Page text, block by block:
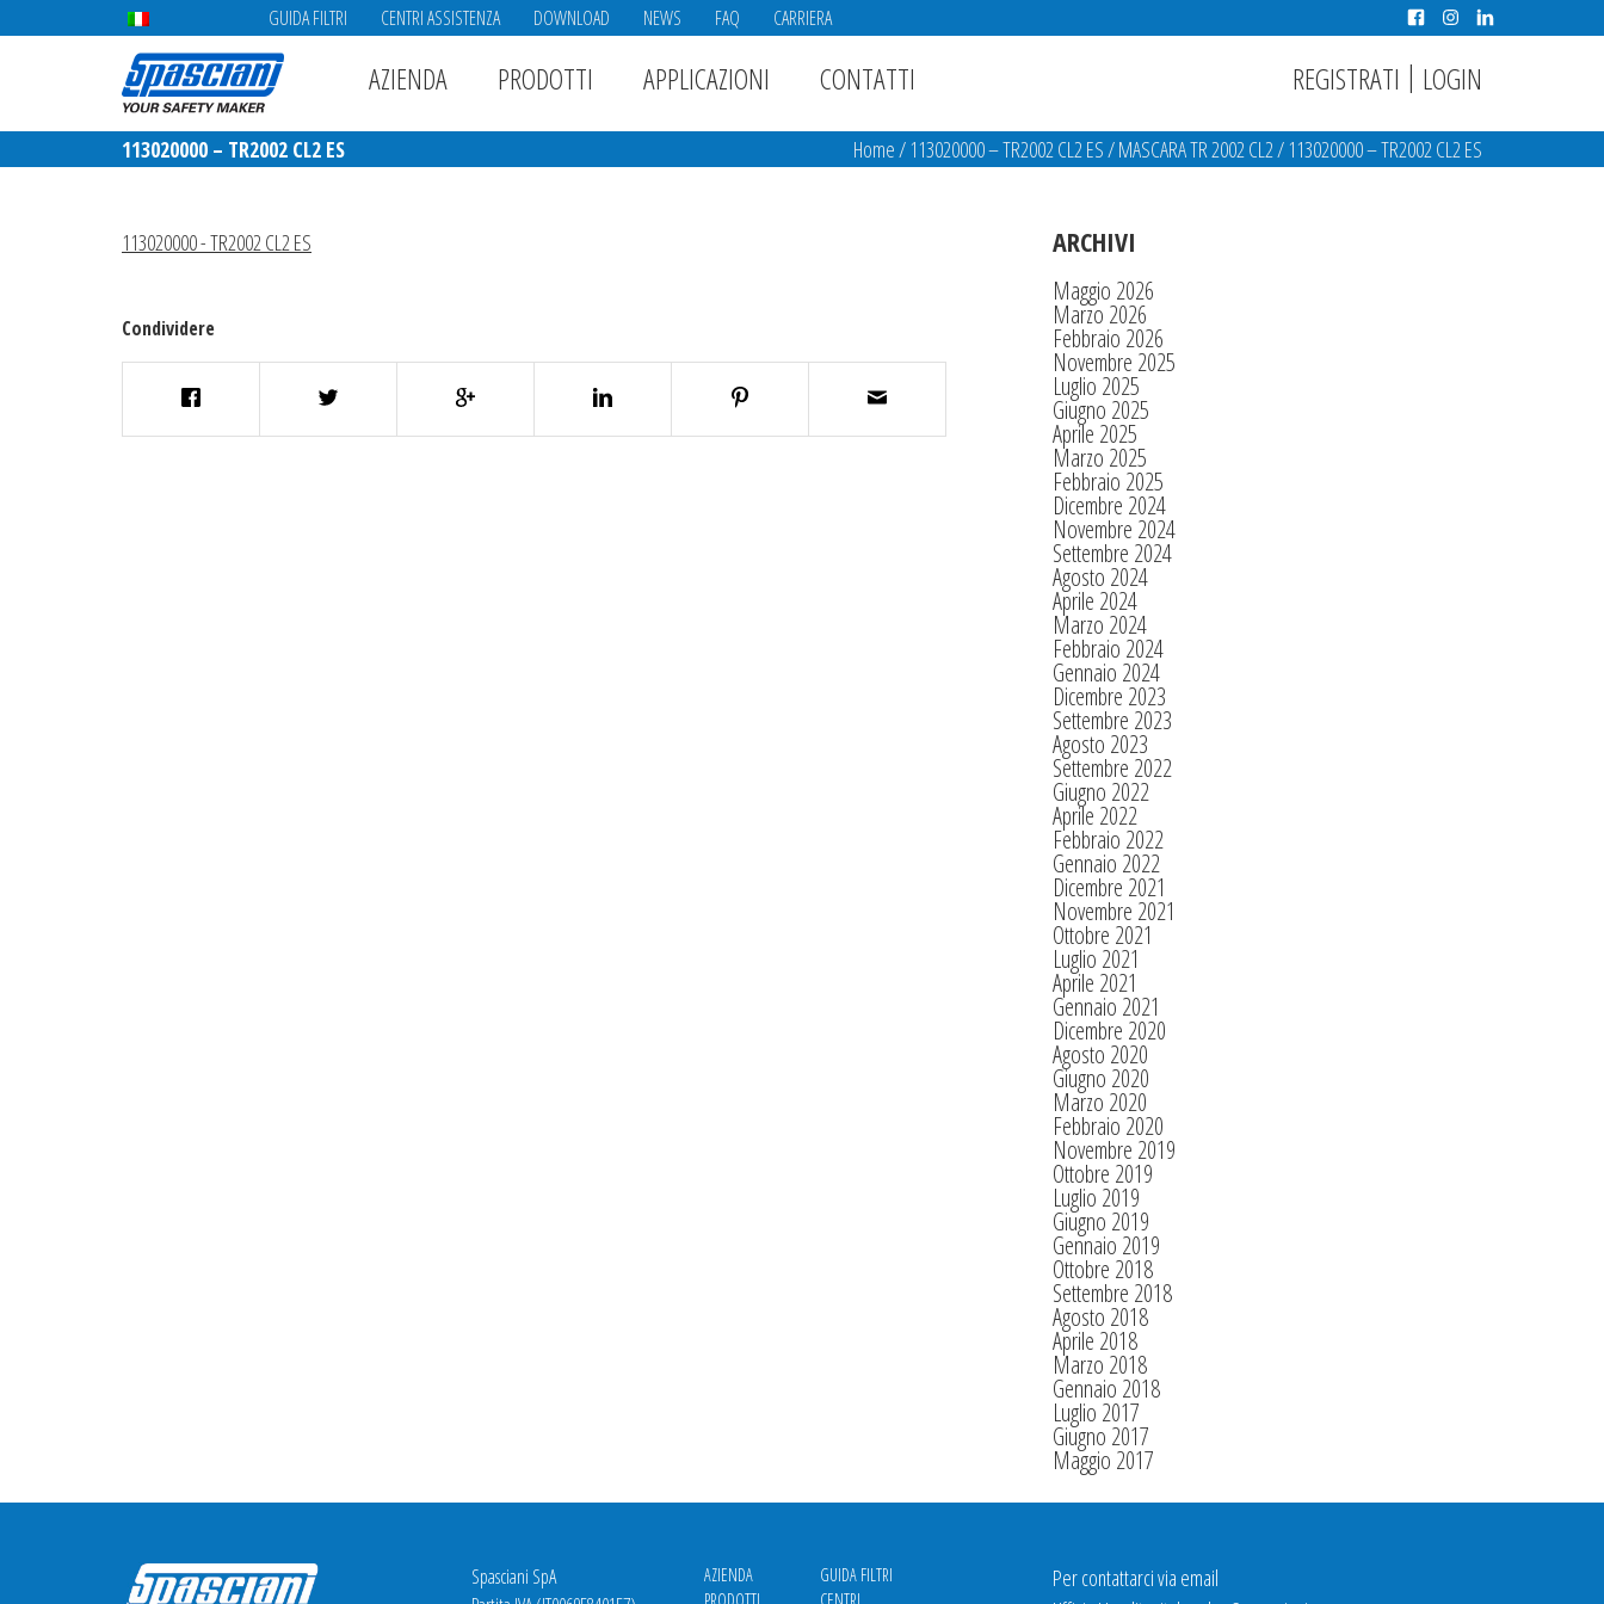
GUIDA FILTRI CENTRI ASSISTENZA DOWNLOAD NEWS FAQ CARRIERA
AZIENDA PRODOTTI APPLICAZIONI CONTATTI REGISTRATI | LOGIN
113020000 – TR2002 CL2 ES Home/113020000 – TR2002 CL2 ES/MASCARA TR 2002 CL2/113020000 – TR2002 CL2 ES
113020000 - TR2002 CL2 ES
Condividere
ARCHIVI
Maggio 2026
Marzo 2026
Febbraio 2026
Novembre 2025
Luglio 2025
Giugno 2025
Aprile 2025
Marzo 2025
Febbraio 2025
Dicembre 2024
Novembre 2024
Settembre 2024
Agosto 2024
Aprile 2024
Marzo 2024
Febbraio 2024
Gennaio 2024
Dicembre 2023
Settembre 2023
Agosto 2023
Settembre 2022
Giugno 2022
Aprile 2022
Febbraio 2022
Gennaio 2022
Dicembre 2021
Novembre 2021
Ottobre 2021
Luglio 2021
Aprile 2021
Gennaio 2021
Dicembre 2020
Agosto 2020
Giugno 2020
Marzo 2020
Febbraio 2020
Novembre 2019
Ottobre 2019
Luglio 2019
Giugno 2019
Gennaio 2019
Ottobre 2018
Settembre 2018
Agosto 2018
Aprile 2018
Marzo 2018
Gennaio 2018
Luglio 2017
Giugno 2017
Maggio 2017
Spasciani SpA
AZIENDA
GUIDA FILTRI
Per contattarci via email